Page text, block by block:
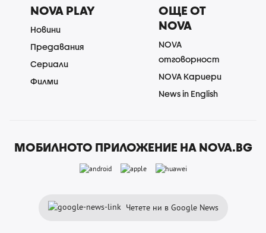
NOVA PLAY
Новини
Предавания
Сериали
Филми
ОЩЕ ОТ
NOVA
NOVA
отговорност
NOVA Кариери
News in English
МОБИЛНОТО ПРИЛОЖЕНИЕ НА NOVA.BG
Четете ни в Google News